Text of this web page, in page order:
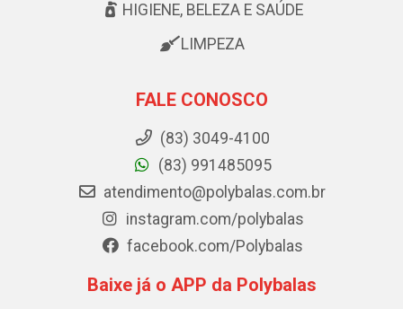
HIGIENE, BELEZA E SAÚDE
LIMPEZA
FALE CONOSCO
(83) 3049-4100
(83) 991485095
atendimento@polybalas.com.br
instagram.com/polybalas
facebook.com/Polybalas
Baixe já o APP da Polybalas